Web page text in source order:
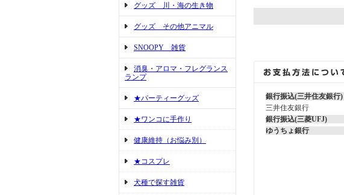
グッズ 川・海の生き物
グッズ その他アニマル
SNOOPY 雑貨
消臭・アロマ・フレグランス
ランプ
★パーティーグッズ
★ワンコに手作り
健康維持（お悩み別）
★コスプレ
犬種で探す雑貨
銀行振込(三井住友銀行)
三井住友銀行
銀行振込(三菱UFJ)
ゆうちょ銀行